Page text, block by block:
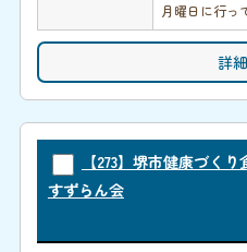
月曜日に行っ
詳
【273】堺市健康づく
すずらん会